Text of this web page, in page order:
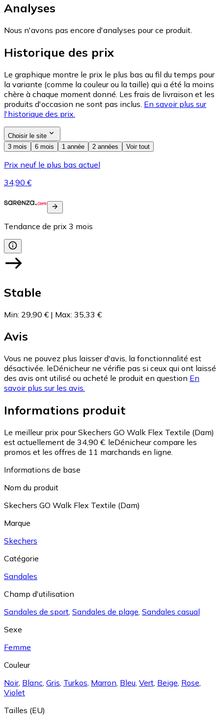
Analyses
Nous n'avons pas encore d'analyses pour ce produit.
Historique des prix
Le graphique montre le prix le plus bas au fil du temps pour
la variante (comme la couleur ou la taille) qui a été la moins
chère à chaque moment donné. Les frais de livraison et les
produits d'occasion ne sont pas inclus. En savoir plus sur
l'historique des prix.
Choisir le site
3 mois
6 mois 1 année 2 années Voir tout
Prix neuf le plus bas actuel
34,90 €
Tendance de prix 3 mois
Stable
Min: 29,90 € | Max: 35,33 €
Avis
Vous ne pouvez plus laisser d'avis, la fonctionnalité est
désactivée. leDénicheur ne vérifie pas si ceux qui ont laissé
des avis ont utilisé ou acheté le produit en question En
savoir plus sur les avis.
Informations produit
Le meilleur prix pour Skechers GO Walk Flex Textile (Dam)
est actuellement de 34,90 €. leDénicheur compare les
promos et les offres de 11 marchands en ligne.
Informations de base
Nom du produit
Skechers GO Walk Flex Textile (Dam)
Marque
Skechers
Catégorie
Sandales
Champ d'utilisation
Sandales de sport, Sandales de plage, Sandales casual
Sexe
Femme
Couleur
Noir, Blanc, Gris, Turkos, Marron, Bleu, Vert, Beige, Rose,
Violet
Tailles (EU)